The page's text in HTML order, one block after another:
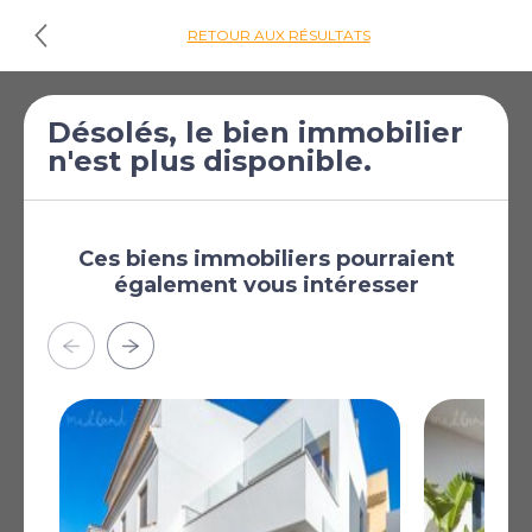
RETOUR AUX RÉSULTATS
Cliquez ici pour
les plans d'étages
à vendre à Los
Alcázares
Los Alcázares, Murcie,
Région de Murcie,
Espagne
[£365 544]
Nouveau complexe de villas, à moins de 500 mètres de
la plage de Los Alcázares, sur la Costa Cálida. Situation
idéale avec des vues fantastiques sur la mer, tout en
étant proche d´une variété de services nécessaires au
quotidien tels que, des supermarchés, des bars et des
Désolés, le bien immobilier
n'est plus disponible.
Ces biens immobiliers pourraient
également vous intéresser